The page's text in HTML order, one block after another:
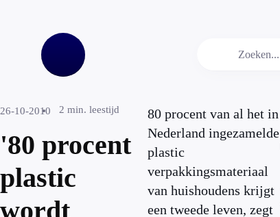
26-10-2010 2 min. leestijd
'80 procent
plastic
wordt
80 procent van al het in
Nederland ingezamelde
plastic
verpakkingsmateriaal
van huishoudens krijgt
een tweede leven, zegt